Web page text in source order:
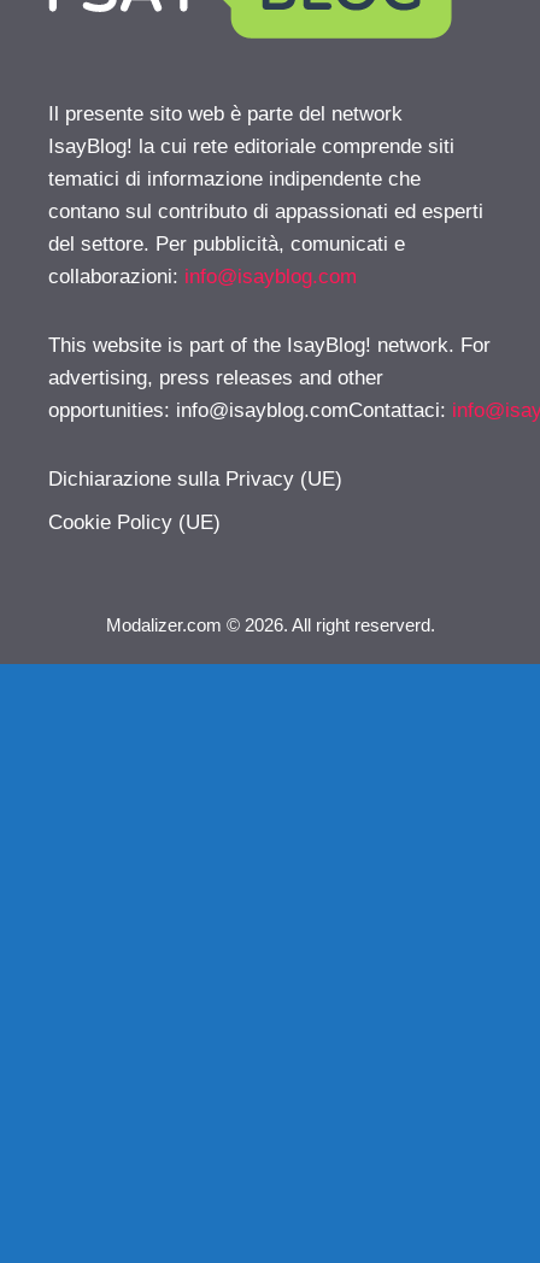
Il presente sito web è parte del network
IsayBlog! la cui rete editoriale comprende siti
tematici di informazione indipendente che
contano sul contributo di appassionati ed esperti
del settore. Per pubblicità, comunicati e
collaborazioni: info@isayblog.com
This website is part of the IsayBlog! network. For
advertising, press releases and other
opportunities: info@isayblog.comContattaci:
Dichiarazione sulla Privacy (UE)
Cookie Policy (UE)
Modalizer.com © 2026. All right reserverd.